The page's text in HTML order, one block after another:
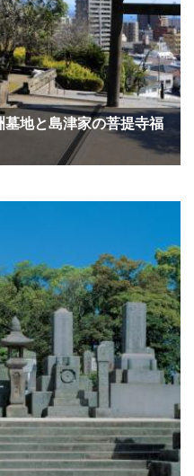
墓地と島津家の菩提寺福